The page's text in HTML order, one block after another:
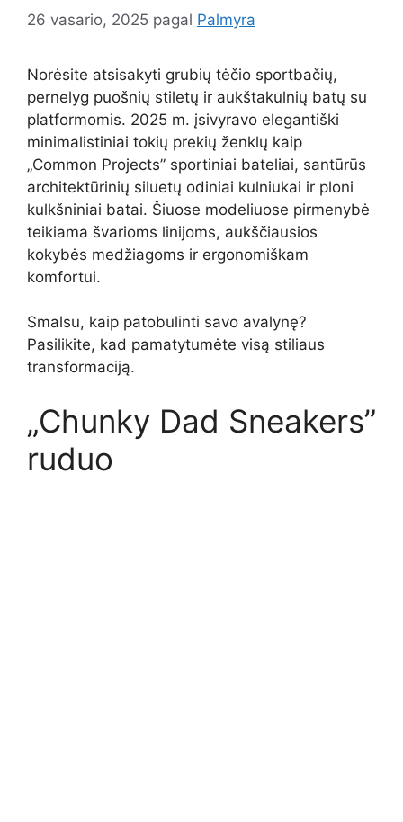
26 vasario, 2025 pagal Palmyra
Norėsite atsisakyti grubių tėčio sportbačių,
pernelyg puošnių stiletų ir aukštakulnių batų su
platformomis. 2025 m. įsivyravo elegantiški
minimalistiniai tokių prekių ženklų kaip
„Common Projects” sportiniai bateliai, santūrūs
architektūrinių siluetų odiniai kulniukai ir ploni
kulkšniniai batai. Šiuose modeliuose pirmenybė
teikiama švarioms linijoms, aukščiausios
kokybės medžiagoms ir ergonomiškam
komfortui.
Smalsu, kaip patobulinti savo avalynę?
Pasilikite, kad pamatytumėte visą stiliaus
transformaciją.
„Chunky Dad Sneakers”
ruduo